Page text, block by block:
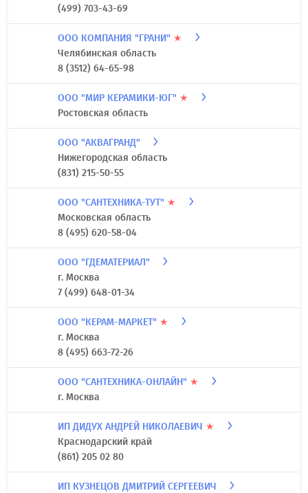
(499) 703-43-69
ООО КОМПАНИЯ "ГРАНИ" ★
Челябинская область
8 (3512) 64-65-98
ООО "МИР КЕРАМИКИ-ЮГ" ★
Ростовская область
ООО "АКВАГРАНД"
Нижегородская область
(831) 215-50-55
ООО "САНТЕХНИКА-ТУТ" ★
Московская область
8 (495) 620-58-04
ООО "ГДЕМАТЕРИАЛ"
г. Москва
7 (499) 648-01-34
ООО "КЕРАМ-МАРКЕТ" ★
г. Москва
8 (495) 663-72-26
ООО "САНТЕХНИКА-ОНЛАЙН" ★
г. Москва
ИП ДИДУХ АНДРЕЙ НИКОЛАЕВИЧ ★
Краснодарский край
(861) 205 02 80
ИП КУЗНЕЦОВ ДМИТРИЙ СЕРГЕЕВИЧ